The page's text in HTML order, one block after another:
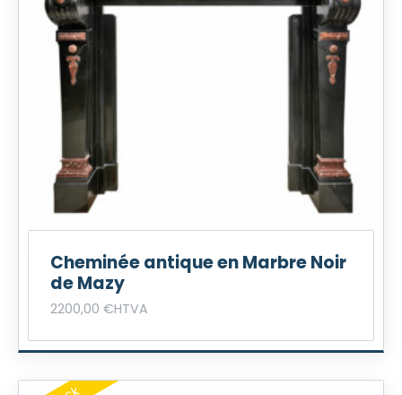
Cheminée antique en Marbre Noir
de Mazy
2200,00 €HTVA